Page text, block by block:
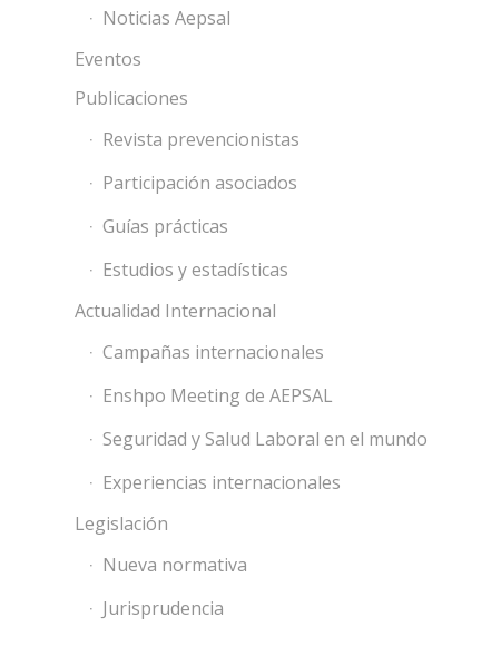
Noticias Aepsal
Eventos
Publicaciones
Revista prevencionistas
Participación asociados
Guías prácticas
Estudios y estadísticas
Actualidad Internacional
Campañas internacionales
Enshpo Meeting de AEPSAL
Seguridad y Salud Laboral en el mundo
Experiencias internacionales
Legislación
Nueva normativa
Jurisprudencia